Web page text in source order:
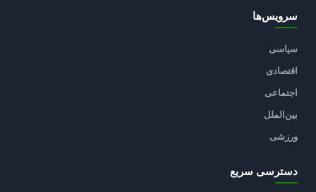
سرویس‌ها
سیاسی
اقتصادی
اجتماعی
بین‌الملل
ورزشی
دسترسی سریع